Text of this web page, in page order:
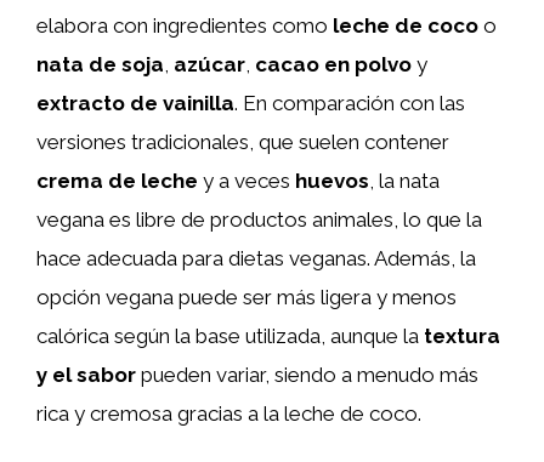
elabora con ingredientes como leche de coco o
nata de soja azúcar cacao en polvo y
extracto de vainilla. En comparación con las
versiones tradicionales, que suelen contener
crema de leche y a veces huevos , la nata
vegana es libre de productos animales, lo que la
hace adecuada para dietas veganas. Además, la
opción vegana puede ser más ligera y menos
calórica según la base utilizada, aunque la textura
y el sabor pueden variar, siendo a menudo más
rica y cremosa gracias a la leche de coco.